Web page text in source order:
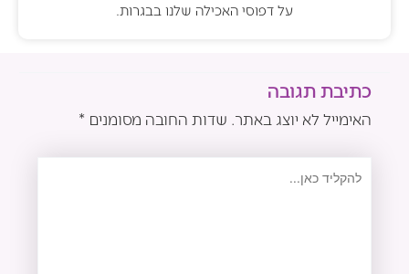
על דפוסי האכילה שלנו בבגרות.
כתיבת תגובה
האימייל לא יוצג באתר. שדות החובה מסומנים *
להקליד